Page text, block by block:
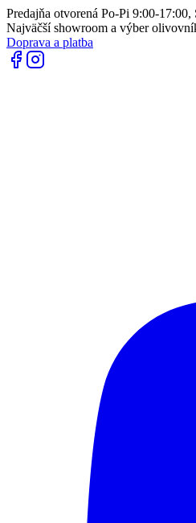
Predajňa otvorená Po-Pi 9:00-17:00,
Najväčší showroom a výber
Doprava a platba